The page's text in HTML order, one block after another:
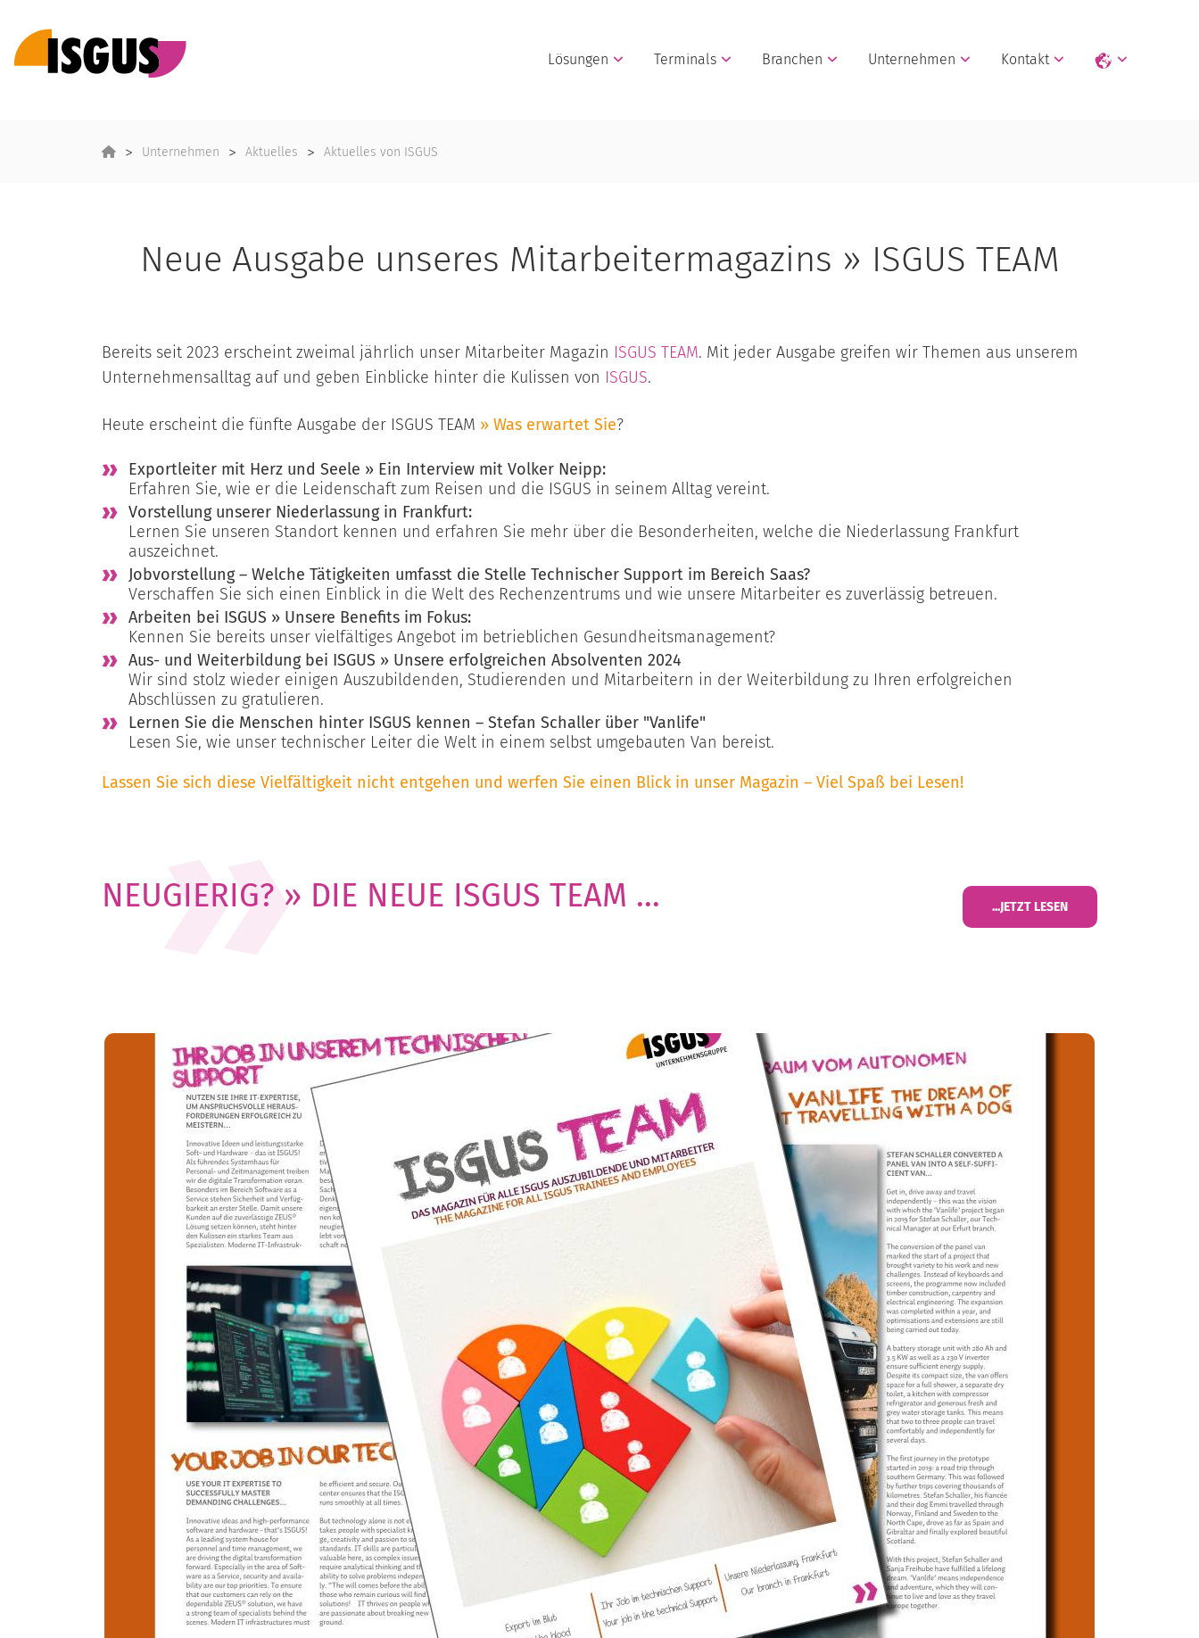
Lösungen Terminals Branchen Unternehmen Kontakt
Unternehmen Aktuelles Aktuelles von ISGUS
Neue Ausgabe unseres Mitarbeitermagazins » ISGUS TEAM
Bereits seit 2023 erscheint zweimal jährlich unser Mitarbeiter Magazin ISGUS TEAM. Mit jeder Ausgabe greifen wir Themen aus unserem
Unternehmensalltag auf und geben Einblicke hinter die Kulissen von ISGUS.
Heute erscheint die fünfte Ausgabe der ISGUS TEAM » Was erwartet Sie?
Exportleiter mit Herz und Seele » Ein Interview mit Volker Neipp:
Erfahren Sie, wie er die Leidenschaft zum Reisen und die ISGUS in seinem Alltag vereint.
Vorstellung unserer Niederlassung in Frankfurt:
Lernen Sie unseren Standort kennen und erfahren Sie mehr über die Besonderheiten, welche die Niederlassung Frankfurt
auszeichnet.
Jobvorstellung – Welche Tätigkeiten umfasst die Stelle Technischer Support im Bereich Saas?
Verschaffen Sie sich einen Einblick in die Welt des Rechenzentrums und wie unsere Mitarbeiter es zuverlässig betreuen.
Arbeiten bei ISGUS » Unsere Benefits im Fokus:
Kennen Sie bereits unser vielfältiges Angebot im betrieblichen Gesundheitsmanagement?
Aus- und Weiterbildung bei ISGUS » Unsere erfolgreichen Absolventen 2024
Wir sind stolz wieder einigen Auszubildenden, Studierenden und Mitarbeitern in der Weiterbildung zu Ihren erfolgreichen
Abschlüssen zu gratulieren.
Lernen Sie die Menschen hinter ISGUS kennen – Stefan Schaller über "Vanlife"
Lesen Sie, wie unser technischer Leiter die Welt in einem selbst umgebauten Van bereist.
Lassen Sie sich diese Vielfältigkeit nicht entgehen und werfen Sie einen Blick in unser Magazin – Viel Spaß bei Lesen!
NEUGIERIG? » DIE NEUE ISGUS TEAM ... ...JETZT LESEN